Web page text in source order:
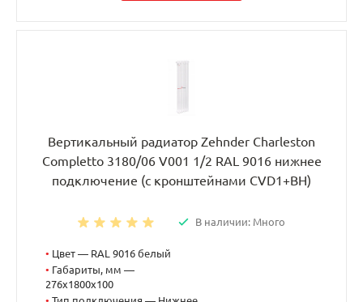
Вертикальный радиатор Zehnder Charleston
Completto 3180/06 V001 1/2 RAL 9016 нижнее
подключение (с кронштейнами CVD1+BH)
В наличии: Много
• Цвет — RAL 9016 белый
• Габариты, мм —
276x1800x100